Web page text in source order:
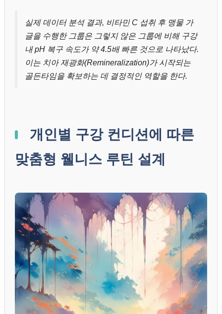
실제 데이터 분석 결과, 비타민 C 섭취 후 맹물 가
글을 수행한 그룹은 그렇지 않은 그룹에 비해 구강
내 pH 복구 속도가 약 4.5배 빠른 것으로 나타났다.
이는 치아 재광화(Remineralization)가 시작되는
골든타임을 확보하는 데 결정적인 역할을 한다.
개인별 구강 컨디션에 따른
맞춤형 웰니스 루틴 설계